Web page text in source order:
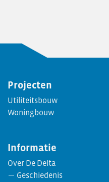
Projecten
Utiliteitsbouw
Woningbouw
Informatie
Over De Delta
Geschiedenis